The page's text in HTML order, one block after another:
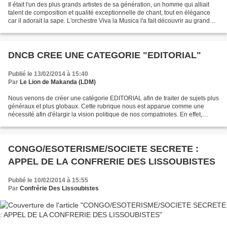
Il était l'un des plus grands artistes de sa génération, un homme qui alliait
talent de composition et qualité exceptionnelle de chant, tout en élégance
car il adorait la sape. L'orchestre Viva la Musica l'a fait découvrir au grand
DNCB CREE UNE CATEGORIE "EDITORIAL"
Publié le 13/02/2014 à 15:40
Par Le Lion de Makanda (LDM)
Nous venons de créer une catégorie EDITORIAL afin de traiter de sujets plus
généraux et plus globaux. Cette rubrique nous est apparue comme une
nécessité afin d'élargir la vision politique de nos compatriotes. En effet,
CONGO/ESOTERISME/SOCIETE SECRETE :
APPEL DE LA CONFRERIE DES LISSOUBISTES
Publié le 10/02/2014 à 15:55
Par Confrérie Des Lissoubistes